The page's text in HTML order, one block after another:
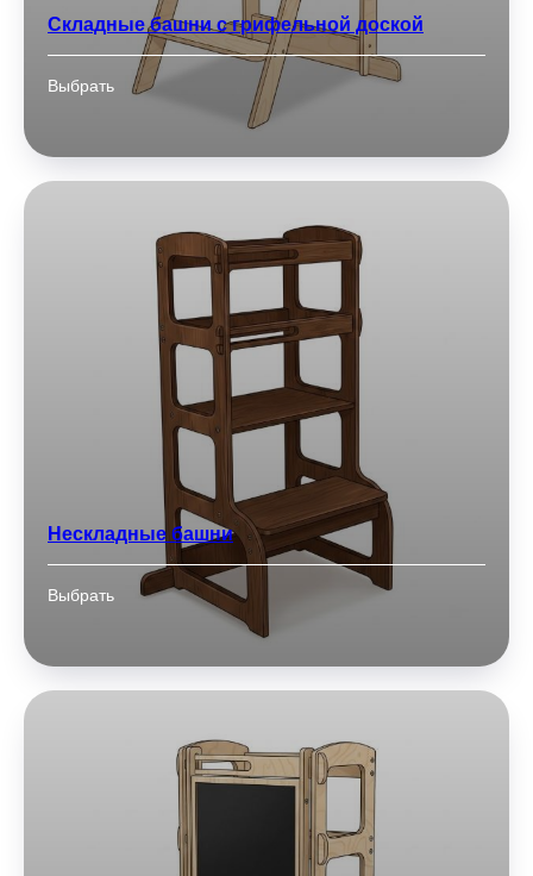
Складные башни с грифельной доской
Выбрать
Нескладные башни
Выбрать